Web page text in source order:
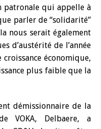
patronale qui appelle à
parler de “solidarité”
nous serait également
d’austérité de l’année
économique,
plus faible que la
démissionnaire de la
VOKA, Delbaere, a